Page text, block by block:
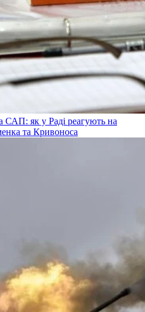
як у Раді реагують на
та Кривоноса